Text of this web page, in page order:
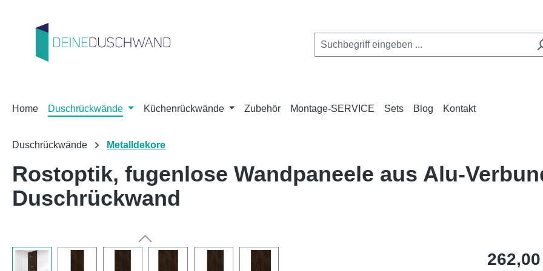
Home Duschrückwände Küchenrückwände Zubehör Montage-SERVICE Sets Blog Kontakt
Duschrückwände Metalldekore
Rostoptik, fugenlose Wandpaneele aus Alu-
Duschrückwand
Regulärer